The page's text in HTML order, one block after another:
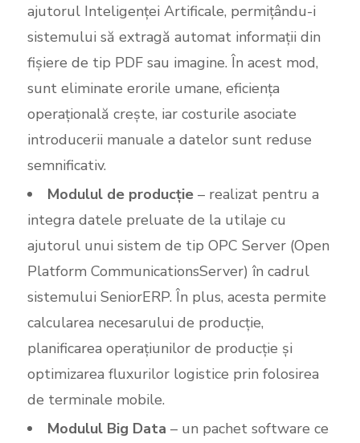
ajutorul Inteligenței Artificale, permițându-i
sistemului să extragă automat informații din
fișiere de tip PDF sau imagine. În acest mod,
sunt eliminate erorile umane, eficiența
operațională crește, iar costurile asociate
introducerii manuale a datelor sunt reduse
semnificativ.
Modulul de producție– realizat pentru a
integra datele preluate de la utilaje cu
ajutorul unui sistem de tip OPC Server (Open
Platform CommunicationsServer) în cadrul
sistemului SeniorERP. În plus, acesta permite
calcularea necesarului de producție,
planificarea operațiunilor de producție și
optimizarea fluxurilor logistice prin folosirea
de terminale mobile.
Modulul Big Data – un pachet software ce